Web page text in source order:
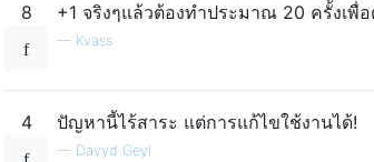
8 +1 จริงๆแล้วต้องทำประมาณ 20 ครั้งเพื่
— Kvass
4 ปัญหานี้ไร้สาระ แต่การแก้ไขใช้งานได้!
— Davyd Geyl